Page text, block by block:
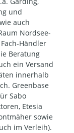
und
auch
Nordsee-
Händler
Beratung
ein Versand
innerhalb
Greenbase
Sabo
Etesia
sowie
im Verleih).